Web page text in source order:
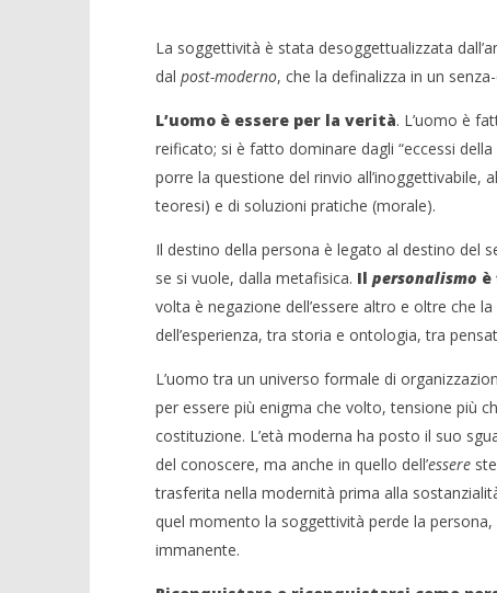
La soggettività è stata desoggettualizzata
dal post-moderno, che la definalizza in un
L’uomo è essere per la verità. L’uomo è
reificato; si è fatto dominare dagli “eccessi
porre la questione del rinvio
teoresi) e di soluzioni pratiche (morale).
Il destino della persona è legato al destino del
se si vuole, dalla metafisica. Il personalismo è
volta è negazione dell’essere altro e oltre che
dell’esperienza, tra storia e ontologia, tra
L’uomo tra un universo formale di
per essere più enigma che volto, tensione più
costituzione. L’età moderna ha posto il suo
del conoscere, ma anche in quello dell’essere
trasferita nella modernità prima alla
quel momento la soggettività perde la
immanente.